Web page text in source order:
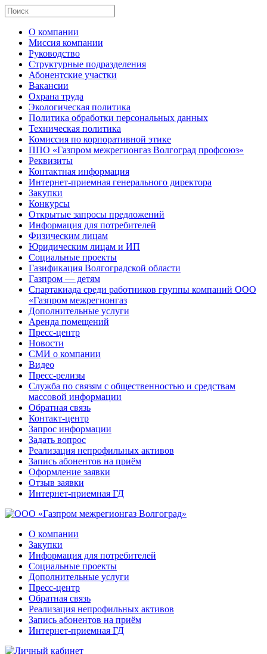
О компании
Миссия компании
Руководство
Структурные подразделения
Абонентские участки
Вакансии
Охрана труда
Экологическая политика
Политика обработки персональных данных
Техническая политика
Комиссия по корпоративной этике
ППО «Газпром межрегионгаз Волгоград профсоюз»
Реквизиты
Контактная информация
Интернет-приемная генерального директора
Закупки
Конкурсы
Открытые запросы предложений
Информация для потребителей
Физическим лицам
Юридическим лицам и ИП
Социальные проекты
Газификация Волгоградской области
Газпром — детям
Спартакиада среди работников группы компаний ООО
«Газпром межрегионгаз
Дополнительные услуги
Аренда помещений
Пресс-центр
Новости
СМИ о компании
Видео
Пресс-релизы
Служба по связям с общественностью и средствам
массовой информации
Обратная связь
Контакт-центр
Запрос информации
Задать вопрос
Реализация непрофильных активов
Запись абонентов на приём
Оформление заявки
Отзыв заявки
Интернет-приемная ГД
О компании
Закупки
Информация для потребителей
Социальные проекты
Дополнительные услуги
Пресс-центр
Обратная связь
Реализация непрофильных активов
Запись абонентов на приём
Интернет-приемная ГД